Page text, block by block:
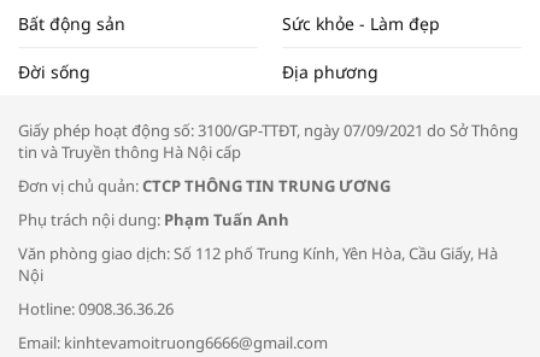
Tọa đàm “Xúc tiến thương mại: Khơi
Bác sĩ tư vấn cách phòng tránh bệnh
đường hô hấp trong thời tiết giao mùa
Bất động sản Sức khỏe - Làm đẹp
Đời sống Địa phương
Giấy phép hoạt động số: 3100/GP-TTĐT, ngày 07/09/2021 do Sở Thông
tin và Truyền thông Hà Nội cấp
Đơn vị chủ quản:CTCP THÔNG TIN TRUNG ƯƠNG
Phụ trách nội dung: Phạm Tuấn Anh
Văn phòng giao dịch: Số 112 phố Trung Kính, Yên Hòa, Cầu Giấy, Hà
Nội
Hotline: 0908.36.36.26
Email: kinhtevamoitruong6666@gmail.com